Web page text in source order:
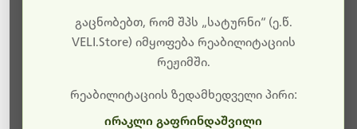
მიმდინარეობს საიტის განახლება და ტექნიკური
სამუშაოები.
მალე ისევ ხელმისაწვდომი იქნება. გმადლობთ
გაცნობებთ, რომ შპს „სატურნი“ (ე.წ.
VELI.Store) იმყოფება რეაბილიტაციის
რეჟიმში.
რეაბილიტაციის ზედამხედველი პირი:
ირაკლი გაფრინდაშვილი